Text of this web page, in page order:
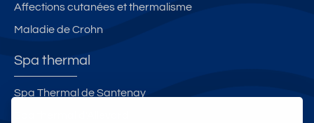
Affections cutanées et thermalisme
Maladie de Crohn
Spa thermal
Spa Thermal de Santenay